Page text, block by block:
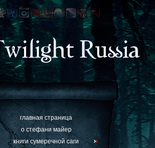
главная страница
о стефани майер
книги сумеречной саги